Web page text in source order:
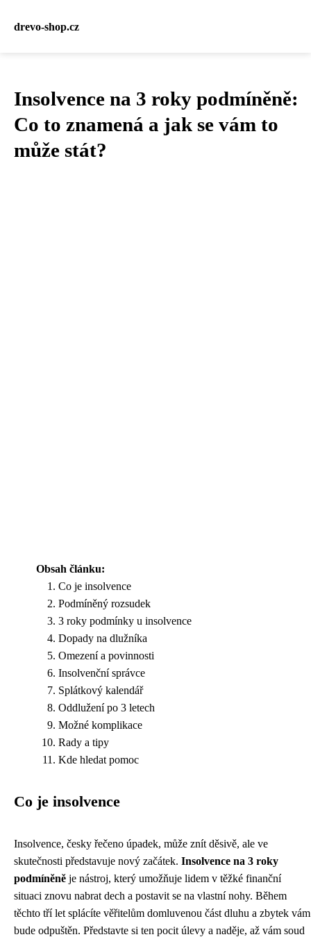
drevo-shop.cz
Insolvence na 3 roky podmíněně:
Co to znamená a jak se vám to
může stát?
Obsah článku:
Co je insolvence
Podmíněný rozsudek
3 roky podmínky u insolvence
Dopady na dlužníka
Omezení a povinnosti
Insolvenční správce
Splátkový kalendář
Oddlužení po 3 letech
Možné komplikace
Rady a tipy
Kde hledat pomoc
Co je insolvence
Insolvence, česky řečeno úpadek, může znít děsivě, ale ve
skutečnosti představuje nový začátek. Insolvence na 3 roky
podmíněně je nástroj, který umožňuje lidem v těžké finanční
situaci znovu nabrat dech a postavit se na vlastní nohy. Během
těchto tří let splácíte věřitelům domluvenou část dluhu a zbytek vám
bude odpuštěn. Představte si ten pocit úlevy a naděje, až vám soud